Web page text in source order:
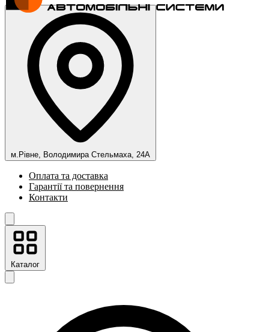
м.Рівне, Володимира Стельмаха, 24А
Оплата та доставка
Гарантії та повернення
Контакти
Каталог